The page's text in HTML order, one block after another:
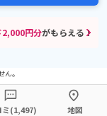
円分がもらえる！
。
ミ(1,497) 地図